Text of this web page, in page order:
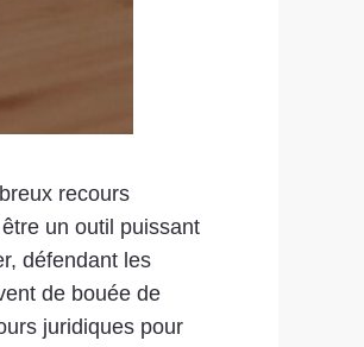
recours
un outil puissant
défendant les
de bouée de
juridiques pour